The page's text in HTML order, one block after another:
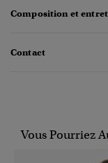
Composition et
Contact
Vous Pourriez